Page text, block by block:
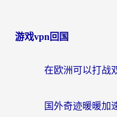
游戏vpn回国